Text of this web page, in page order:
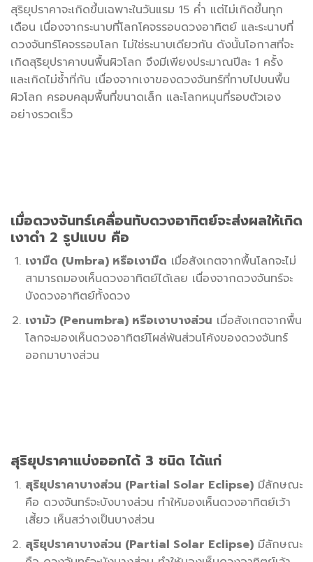
สุริยุปราคาจะเกิดขึ้นเฉพาะในวันแรม 15 ค่ำ แต่ไม่เกิดขึ้นทุก
เดือน เนื่องจากระนาบที่โลกโคจรรอบดวงอาทิตย์ และระนาบที่
ดวงจันทร์โคจรรอบโลก ไม่ใช่ระนาบเดียวกัน ดังนั้นโอกาสที่จะ
เกิดสุริยุปราคาบนพื้นผิวโลก จึงมีเพียงประมาณปีละ 1 ครั้ง
และเกิดไม่ซ้ำที่กัน เนื่องจากเงาของดวงจันทร์ที่ทาบไปบนพื้น
ผิวโลก ครอบคลุมพื้นที่ขนาดเล็ก และโลกหมุนที่รอบตัวเอง
อย่างรวดเร็ว
เมื่อดวงจันทร์เคลื่อนทับดวงอาทิตย์จะส่งผลให้เกิด
เงาดำ 2 รูปแบบ คือ
เงามืด (Umbra) หรือเงามืด เมื่อสังเกตจากพื้นโลกจะไม่
สามารถมองเห็นดวงอาทิตย์ได้เลย เนื่องจากดวงจันทร์จะ
บังดวงอาทิตย์ทั้งดวง
เงามัว (Penumbra) หรือเงาบางส่วน เมื่อสังเกตจากพื้น
โลกจะมองเห็นดวงอาทิตย์โผล่พ้นส่วนโค้งของดวงจันทร์
ออกมาบางส่วน
สุริยุปราคาแบ่งออกได้ 3 ชนิด ได้แก่
สุริยุปราคาบางส่วน (Partial Solar Eclipse)มีลักษณะ
คือ ดวงจันทร์จะบังบางส่วน ทำให้มองเห็นดวงอาทิตย์เว้า
เสี้ยว เห็นสว่างเป็นบางส่วน
สุริยุปราคาบางส่วน (Partial Solar Eclipse)มีลักษณะ